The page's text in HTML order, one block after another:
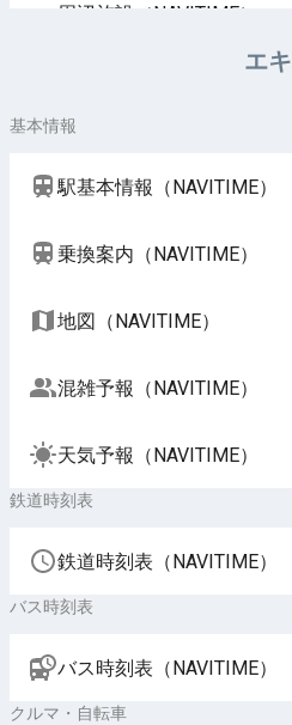
周辺施設（NAVITIME）
エキ
基本情報
駅基本情報（NAVITIME）
乗換案内（NAVITIME）
地図（NAVITIME）
混雑予報（NAVITIME）
天気予報（NAVITIME）
鉄道時刻表
鉄道時刻表（NAVITIME）
バス時刻表
バス時刻表（NAVITIME）
クルマ・自転車